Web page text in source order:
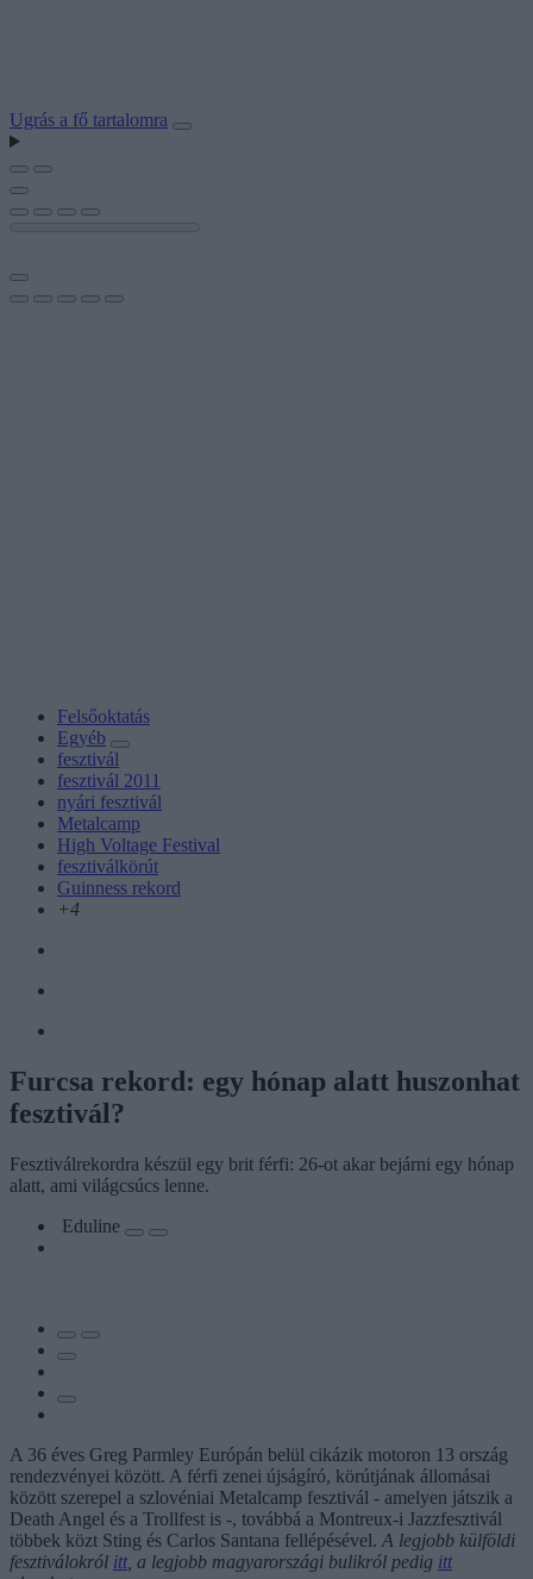
Ugrás a fő tartalomra
Felsőoktatás
Egyéb
fesztivál
fesztivál 2011
nyári fesztivál
Metalcamp
High Voltage Festival
fesztiválkörút
Guinness rekord
+4
Furcsa rekord: egy hónap alatt huszonhat
fesztivál?
Fesztiválrekordra készül egy brit férfi: 26-ot akar bejárni egy hónap
alatt, ami világcsúcs lenne.
Eduline
A 36 éves Greg Parmley Európán belül cikázik motoron 13 ország
rendezvényei között. A férfi zenei újságíró, körútjának állomásai
között szerepel a szlovéniai Metalcamp fesztivál - amelyen játszik a
Death Angel és a Trollfest is -, továbbá a Montreux-i Jazzfesztivál
többek közt Sting és Carlos Santana fellépésével. A legjobb külföldi
fesztiválokról itt, a legjobb magyarországi bulikról pedig itt